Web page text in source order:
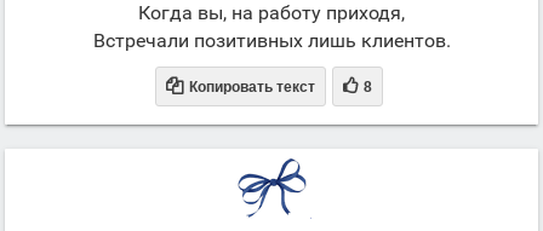
Когда вы, на работу приходя,
Встречали позитивных лишь клиентов.
 Копировать текст  8